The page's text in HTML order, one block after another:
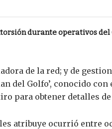
durante operativos del
de la red; y de
del Golfo’, conocido
para obtener detalles
atribuye ocurrió entre